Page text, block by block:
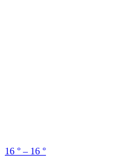
16 ° – 16 °